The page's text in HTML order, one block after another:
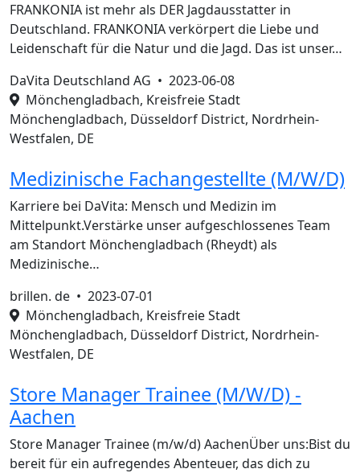
FRANKONIA ist mehr als DER Jagdausstatter in
Deutschland. FRANKONIA verkörpert die Liebe und
Leidenschaft für die Natur und die Jagd. Das ist unser…
DaVita Deutschland AG • 2023-06-08
Mönchengladbach, Kreisfreie Stadt
Mönchengladbach, Düsseldorf District, Nordrhein-
Westfalen, DE
Medizinische Fachangestellte (M/W/D)
Karriere bei DaVita: Mensch und Medizin im
Mittelpunkt.Verstärke unser aufgeschlossenes Team
am Standort Mönchengladbach (Rheydt) als
Medizinische…
brillen. de • 2023-07-01
Mönchengladbach, Kreisfreie Stadt
Mönchengladbach, Düsseldorf District, Nordrhein-
Westfalen, DE
Store Manager Trainee (M/W/D) -
Aachen
Store Manager Trainee (m/w/d) AachenÜber uns:Bist du
bereit für ein aufregendes Abenteuer, das dich zu